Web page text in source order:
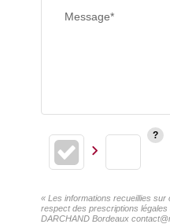
Message*
« Les informations recueillies
respect des prescriptions
DARCHAND Bordeaux